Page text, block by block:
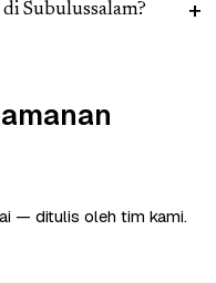
Subulussalam?
— ditulis oleh tim kami.